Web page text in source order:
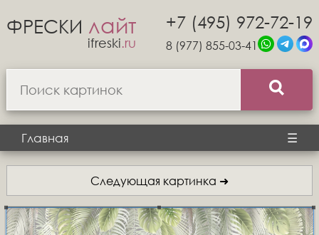
ФРЕСКИ лайт
ifreski.ru
+7 (495) 972-72-19
8 (977) 855-03-41
Главная ☰
Следующая картинка ➜